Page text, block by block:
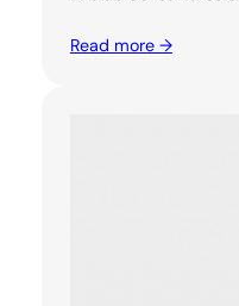
Read more →